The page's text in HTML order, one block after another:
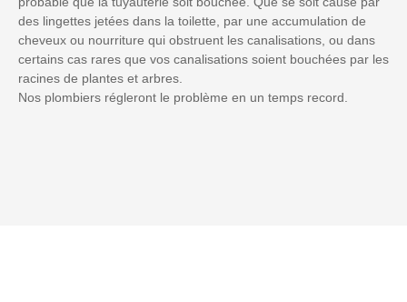
des lingettes jetées dans la toilette, par une accumulation de
cheveux ou nourriture qui obstruent les canalisations, ou dans
certains cas rares que vos canalisations soient bouchées par les
racines de plantes et arbres.
Nos plombiers régleront le problème en un temps record.